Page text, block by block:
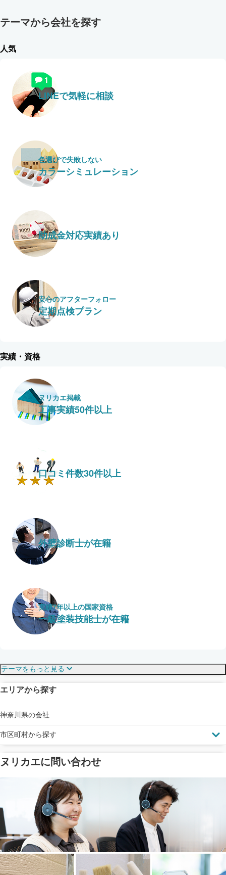
テーマから会社を探す
人気
LINEで気軽に相談
色選びで失敗しない
カラーシミュレーション
助成金対応実績あり
安心のアフターフォロー
定期点検プラン
実績・資格
ヌリカエ掲載
工事実績50件以上
口コミ件数30件以上
外壁診断士が在籍
実績7年以上の国家資格
一級塗装技能士が在籍
塗料の​品質を​保証
メーカー保証
工事保険
見えにくい屋根も安心
ドローン診断
省エネ効果
断熱・遮熱塗料対応
雨漏り修繕
テーマをもっと見る
エリアから探す
神奈川県の会社
市区町村から探す
ヌリカエに問い合わせ